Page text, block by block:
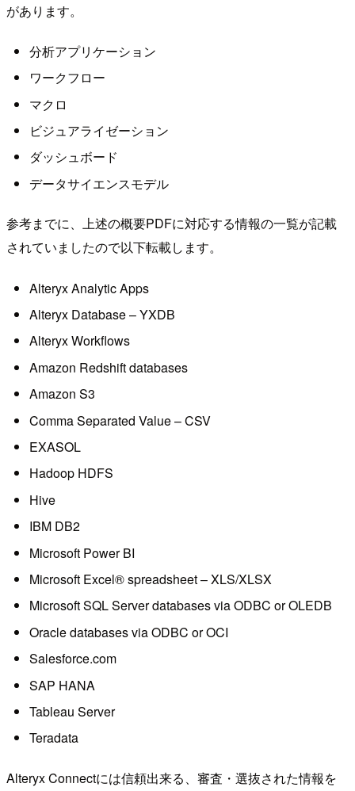
があります。
分析アプリケーション
ワークフロー
マクロ
ビジュアライゼーション
ダッシュボード
データサイエンスモデル
参考までに、上述の概要PDFに対応する情報の一覧が記載
されていましたので以下転載します。
Alteryx Analytic Apps
Alteryx Database – YXDB
Alteryx Workflows
Amazon Redshift databases
Amazon S3
Comma Separated Value – CSV
EXASOL
Hadoop HDFS
Hive
IBM DB2
Microsoft Power BI
Microsoft Excel® spreadsheet – XLS/XLSX
Microsoft SQL Server databases via ODBC or OLEDB
Oracle databases via ODBC or OCI
Salesforce.com
SAP HANA
Tableau Server
Teradata
Alteryx Connectには信頼出来る、審査・選抜された情報を